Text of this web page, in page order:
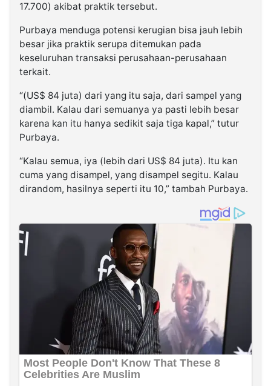
17.700) akibat praktik tersebut.
Purbaya menduga potensi kerugian bisa jauh lebih
besar jika praktik serupa ditemukan pada
keseluruhan transaksi perusahaan-perusahaan
terkait.
“(US$ 84 juta) dari yang itu saja, dari sampel yang
diambil. Kalau dari semuanya ya pasti lebih besar
karena kan itu hanya sedikit saja tiga kapal,” tutur
Purbaya.
“Kalau semua, iya (lebih dari US$ 84 juta). Itu kan
cuma yang disampel, yang disampel segitu. Kalau
dirandom, hasilnya seperti itu 10,” tambah Purbaya.